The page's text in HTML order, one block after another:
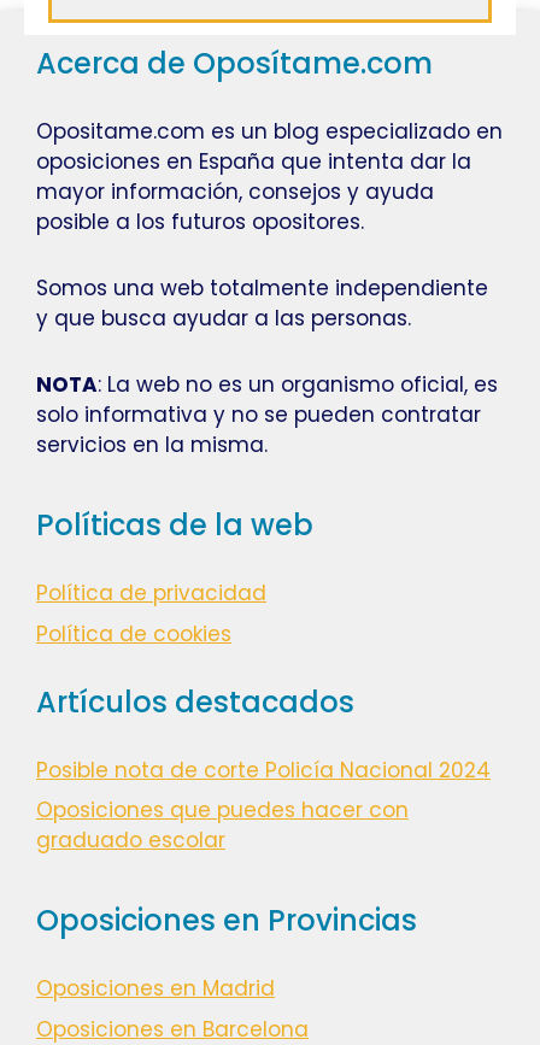
Acerca de Oposítame.com
Opositame.com es un blog especializado en
oposiciones en España que intenta dar la
mayor información, consejos y ayuda
posible a los futuros opositores.
Somos una web totalmente independiente
y que busca ayudar a las personas.
NOTA: La web no es un organismo oficial, es
solo informativa y no se pueden contratar
servicios en la misma.
Políticas de la web
Política de privacidad
Política de cookies
Artículos destacados
Posible nota de corte Policía Nacional 2024
Oposiciones que puedes hacer con
graduado escolar
Oposiciones en Provincias
Oposiciones en Madrid
Oposiciones en Barcelona